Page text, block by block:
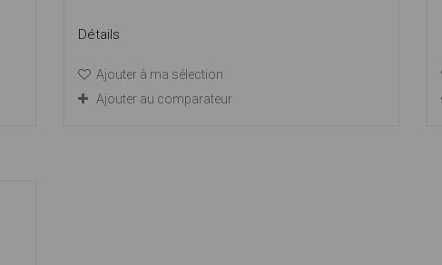
Détails
Ajouter à ma sélection
Ajouter au comparateur